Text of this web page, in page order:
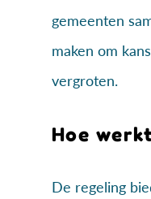
gemeenten
maken om
vergroten.
Hoe
De regeling